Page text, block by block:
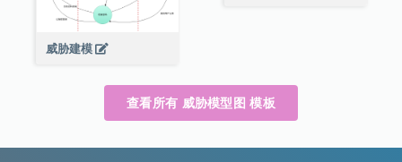
威胁建模
查看所有 威胁模型图 模板